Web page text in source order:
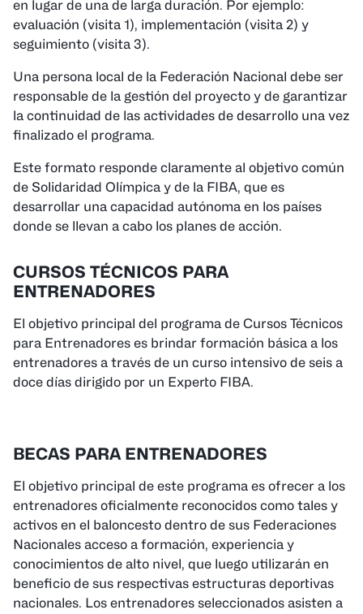
en lugar de una de larga duración. Por ejemplo:
evaluación (visita 1), implementación (visita 2) y
seguimiento (visita 3).
Una persona local de la Federación Nacional debe ser
responsable de la gestión del proyecto y de garantizar
la continuidad de las actividades de desarrollo una vez
finalizado el programa.
Este formato responde claramente al objetivo común
de Solidaridad Olímpica y de la FIBA, que es
desarrollar una capacidad autónoma en los países
donde se llevan a cabo los planes de acción.
CURSOS TÉCNICOS PARA
ENTRENADORES
El objetivo principal del programa de Cursos Técnicos
para Entrenadores es brindar formación básica a los
entrenadores a través de un curso intensivo de seis a
doce días dirigido por un Experto FIBA.
BECAS PARA ENTRENADORES
El objetivo principal de este programa es ofrecer a los
entrenadores oficialmente reconocidos como tales y
activos en el baloncesto dentro de sus Federaciones
Nacionales acceso a formación, experiencia y
conocimientos de alto nivel, que luego utilizarán en
beneficio de sus respectivas estructuras deportivas
nacionales. Los entrenadores seleccionados asisten a